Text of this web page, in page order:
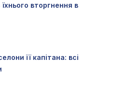
вторгнення в
її капітана: всі